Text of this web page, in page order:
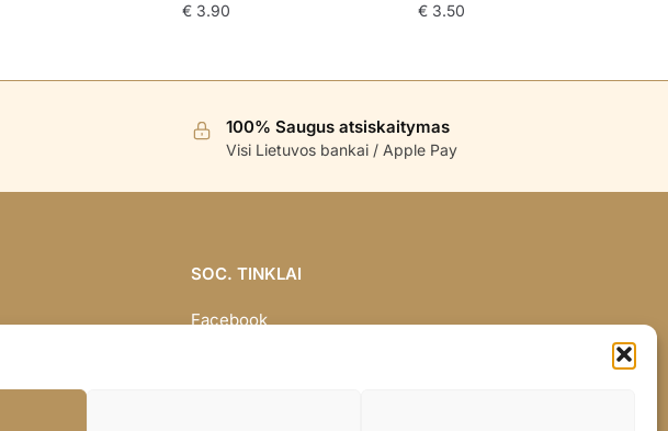
€ 3.90 €3.50
100% Saugus atsiskaitymas
Visi Lietuvos bankai / Apple Pay
SOC. TINKLAI
Facebook